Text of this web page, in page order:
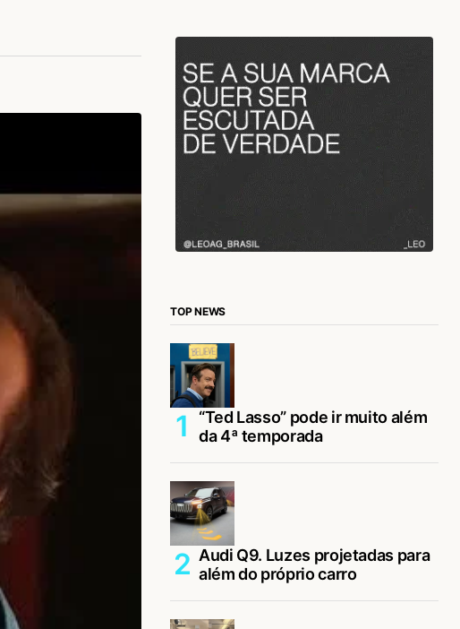
TOP NEWS
“Ted Lasso” pode ir muito além
da 4ª temporada
Audi Q9. Luzes projetadas para
além do próprio carro